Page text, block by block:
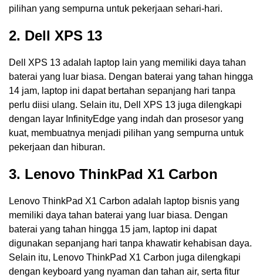
pilihan yang sempurna untuk pekerjaan sehari-hari.
2. Dell XPS 13
Dell XPS 13 adalah laptop lain yang memiliki daya tahan
baterai yang luar biasa. Dengan baterai yang tahan hingga
14 jam, laptop ini dapat bertahan sepanjang hari tanpa
perlu diisi ulang. Selain itu, Dell XPS 13 juga dilengkapi
dengan layar InfinityEdge yang indah dan prosesor yang
kuat, membuatnya menjadi pilihan yang sempurna untuk
pekerjaan dan hiburan.
3. Lenovo ThinkPad X1 Carbon
Lenovo ThinkPad X1 Carbon adalah laptop bisnis yang
memiliki daya tahan baterai yang luar biasa. Dengan
baterai yang tahan hingga 15 jam, laptop ini dapat
digunakan sepanjang hari tanpa khawatir kehabisan daya.
Selain itu, Lenovo ThinkPad X1 Carbon juga dilengkapi
dengan keyboard yang nyaman dan tahan air, serta fitur